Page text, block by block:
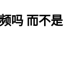
吗 而不是